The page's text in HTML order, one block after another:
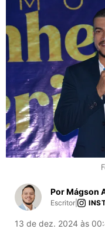
Por Mágson
Escritor
13 de dez. 2024 às